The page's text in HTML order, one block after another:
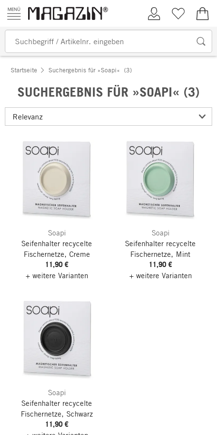
Zum Inhalt springen
Kundenkonto
Merkliste
Startseite Suchergebnis für »Soapi« (3)
SUCHERGEBNIS FÜR »SOAPI« (3)
Soapi
Seifenhalter recycelte
Fischernetze, Creme
11,90 €
+ weitere Varianten
Soapi
Seifenhalter recycelte
Fischernetze, Mint
11,90 €
+ weitere Varianten
Soapi
Seifenhalter recycelte
Fischernetze, Schwarz
11,90 €